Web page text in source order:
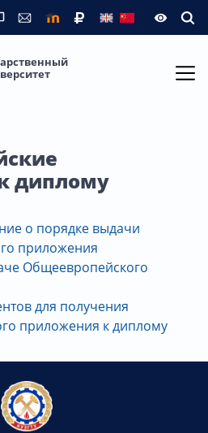
диплому
о порядке выдачи
приложения
Общеевропейского
для получения
приложения к диплому